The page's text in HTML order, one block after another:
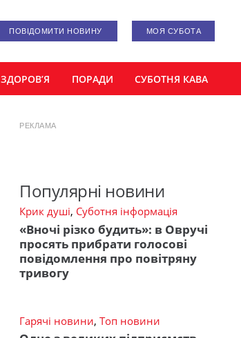
ПОВІДОМИТИ НОВИНУ МОЯ СУБОТА
ЗДОРОВ’Я ПОРАДИ СУБОТНЯ КАВА
РЕКЛАМА
Популярні новини
Крик душі, Суботня інформація
«Вночі різко будить»: в Овручі
просять прибрати голосові
повідомлення про повітряну
тривогу
Гарячі новини, Топ новини